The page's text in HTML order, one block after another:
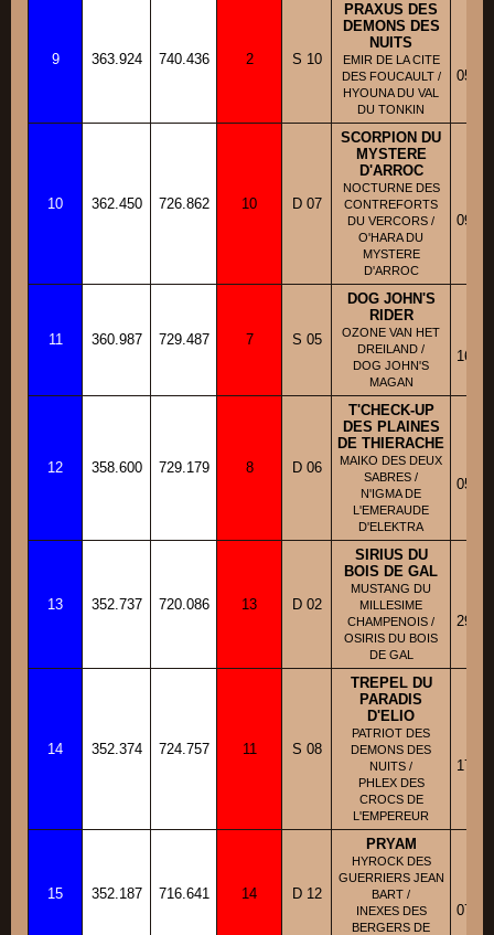
9 363.924 740.436 2 S 10
PRAXUS DES
DEMONS DES
NUITS
EMIR DE LA CITE
DES FOUCAULT /
HYOUNA DU VAL
DU TONKIN
05/
10 362.450 726.862 10 D 07
SCORPION DU
MYSTERE
D'ARROC
NOCTURNE DES
CONTREFORTS
DU VERCORS /
O'HARA DU
MYSTERE
D'ARROC
09/
11 360.987 729.487 7 S 05
DOG JOHN'S
RIDER
OZONE VAN HET
DREILAND /
DOG JOHN'S
MAGAN
16/
12 358.600 729.179 8 D 06
T'CHECK-UP
DES PLAINES
DE THIERACHE
MAIKO DES DEUX
SABRES /
N'IGMA DE
L'EMERAUDE
D'ELEKTRA
05/
13 352.737 720.086 13 D 02
SIRIUS DU
BOIS DE GAL
MUSTANG DU
MILLESIME
CHAMPENOIS /
OSIRIS DU BOIS
DE GAL
29/
14 352.374 724.757 11 S 08
TREPEL DU
PARADIS
D'ELIO
PATRIOT DES
DEMONS DES
NUITS /
PHLEX DES
CROCS DE
L'EMPEREUR
17/
15 352.187 716.641 14 D 12
PRYAM
HYROCK DES
GUERRIERS JEAN
BART /
INEXES DES
BERGERS DE
07/